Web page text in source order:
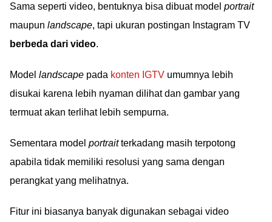
Sama seperti video, bentuknya bisa dibuat model portrait
maupun landscape, tapi ukuran postingan Instagram TV
berbeda dari video.
Model landscape pada konten IGTV umumnya lebih
disukai karena lebih nyaman dilihat dan gambar yang
termuat akan terlihat lebih sempurna.
Sementara model portraitterkadang masih terpotong
apabila tidak memiliki resolusi yang sama dengan
perangkat yang melihatnya.
Fitur ini biasanya banyak digunakan sebagai video